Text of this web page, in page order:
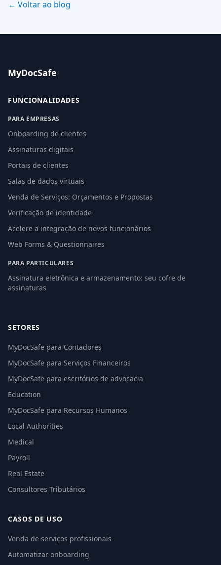
← Voltar ao blog
MyDocSafe
FUNCIONALIDADES
PARA EMPRESAS
Onboarding de clientes
Assinaturas digitais
Portais de clientes
Salas de dados virtuais
Venda de Serviços: Orçamentos e Propostas
Verificação de identidade
Acelere a integração de novos funcionários
Web Forms & Questionnaires
PARA PARTICULARES
Assinatura eletrônica e armazenamento: seu cofre de
assinaturas
SETORES
MyDocSafe para Contadores
MyDocSafe para Serviços Financeiros
MyDocSafe para escritórios de advocacia
Education
MyDocSafe para Recursos Humanos
Local Authorities
Medical
Payroll
Real Estate
Consultores Tributários
CASOS DE USO
Venda de serviços profissionais
Automatizar onboarding